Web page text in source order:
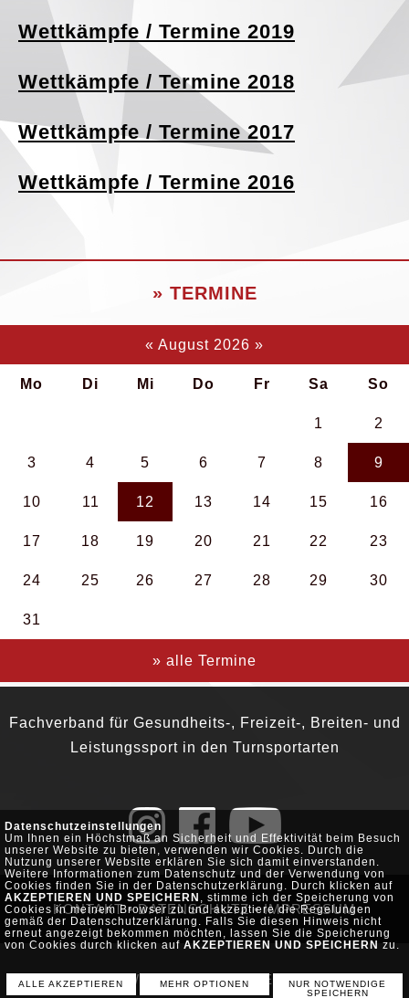
Datenschutzeinstellungen
Um Ihnen ein Höchstmaß an Sicherheit und Effektivität beim Besuch
unserer Website zu bieten, verwenden wir Cookies. Durch die
Nutzung unserer Website erklären Sie sich damit einverstanden.
Weitere Informationen zum Datenschutz und der Verwendung von
Cookies finden Sie in der Datenschutzerklärung. Durch klicken auf
AKZEPTIEREN UND SPEICHERN , stimme ich der Speicherung von
Cookies in meinem Browser zu und akzeptiere die Regelungen
gemäß der Datenschutzerklärung. Falls Sie diesen Hinweis nicht
erneut angezeigt bekommen möchten, lassen Sie die Speicherung
von Cookies durch klicken auf AKZEPTIEREN UND SPEICHERN zu.
ALLE AKZEPTIEREN MEHR OPTIONEN
NUR NOTWENDIGE
SPEICHERN
Wettkämpfe / Termine 2019
Wettkämpfe / Termine 2018
Wettkämpfe / Termine 2017
Wettkämpfe / Termine 2016
» TERMINE
« August 2026 »
Mo Di Mi Do Fr Sa So
1 2
3 4 5 6 7 8 9
10 11 12 13 14 15 16
17 18 19 20 21 22 23
24 25 26 27 28 29 30
31
» alle Termine
Fachverband für Gesundheits-, Freizeit-, Breiten- und
Leistungssport in den Turnsportarten
KONTAKT•DATENSCHUTZ • IMPRESSUM
© POWERED SERVER-TEAM.DE